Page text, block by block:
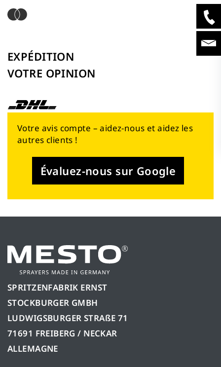
EXPÉDITION
VOTRE OPINION
Votre avis compte – aidez-nous et aidez les
autres clients !
Évaluez-nous sur Google
SPRITZENFABRIK ERNST
STOCKBURGER GMBH
LUDWIGSBURGER STRAßE 71
71691 FREIBERG / NECKAR
ALLEMAGNE